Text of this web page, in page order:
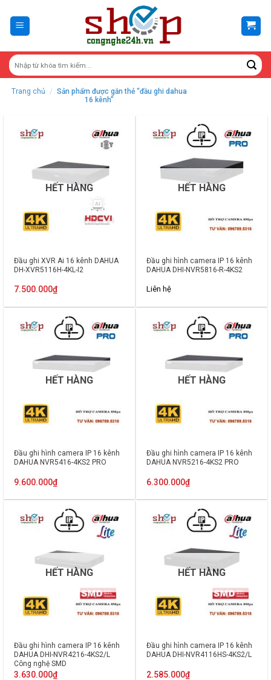
content
Trang chủ / Sản phẩm được gắn thẻ “đầu ghi dahua
16 kênh”
HẾT HÀNG
Đầu ghi XVR Ai 16 kênh DAHUA
DH-XVR5116H-4KL-I2
7.500.000₫
HẾT HÀNG
Đầu ghi hình camera IP 16 kênh
DAHUA DHI-NVR5816-R-4KS2
Liên hệ
HẾT HÀNG
Đầu ghi hình camera IP 16 kênh
DAHUA NVR5416-4KS2 PRO
9.600.000₫
HẾT HÀNG
Đầu ghi hình camera IP 16 kênh
DAHUA NVR5216-4KS2 PRO
6.300.000₫
HẾT HÀNG
Đầu ghi hình camera IP 16 kênh
DAHUA DHI-NVR4216-4KS2/L
Công nghệ SMD
3.630.000₫
HẾT HÀNG
Đầu ghi hình camera IP 16 kênh
DAHUA DHI-NVR4116HS-4KS2/L
2.585.000₫